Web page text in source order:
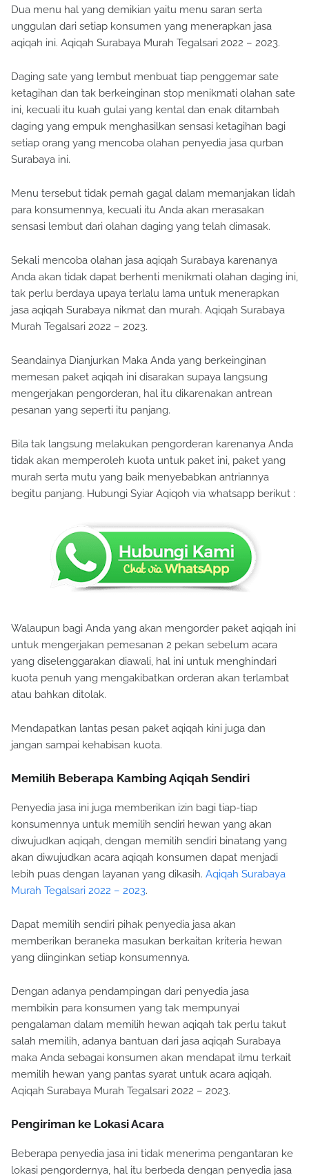
Dua menu hal yang demikian yaitu menu saran serta
unggulan dari setiap konsumen yang menerapkan jasa
aqiqah ini. Aqiqah Surabaya Murah Tegalsari 2022 – 2023.
Daging sate yang lembut menbuat tiap penggemar sate
ketagihan dan tak berkeinginan stop menikmati olahan sate
ini, kecuali itu kuah gulai yang kental dan enak ditambah
daging yang empuk menghasilkan sensasi ketagihan bagi
setiap orang yang mencoba olahan penyedia jasa qurban
Surabaya ini.
Menu tersebut tidak pernah gagal dalam memanjakan lidah
para konsumennya, kecuali itu Anda akan merasakan
sensasi lembut dari olahan daging yang telah dimasak.
Sekali mencoba olahan jasa aqiqah Surabaya karenanya
Anda akan tidak dapat berhenti menikmati olahan daging ini,
tak perlu berdaya upaya terlalu lama untuk menerapkan
jasa aqiqah Surabaya nikmat dan murah. Aqiqah Surabaya
Murah Tegalsari 2022 – 2023.
Seandainya Dianjurkan Maka Anda yang berkeinginan
memesan paket aqiqah ini disarakan supaya langsung
mengerjakan pengorderan, hal itu dikarenakan antrean
pesanan yang seperti itu panjang.
Bila tak langsung melakukan pengorderan karenanya Anda
tidak akan memperoleh kuota untuk paket ini, paket yang
murah serta mutu yang baik menyebabkan antriannya
begitu panjang. Hubungi Syiar Aqiqoh via whatsapp berikut :
Walaupun bagi Anda yang akan mengorder paket aqiqah ini
untuk mengerjakan pemesanan 2 pekan sebelum acara
yang diselenggarakan diawali, hal ini untuk menghindari
kuota penuh yang mengakibatkan orderan akan terlambat
atau bahkan ditolak.
Mendapatkan lantas pesan paket aqiqah kini juga dan
jangan sampai kehabisan kuota.
Memilih Beberapa Kambing Aqiqah Sendiri
Penyedia jasa ini juga memberikan izin bagi tiap-tiap
konsumennya untuk memilih sendiri hewan yang akan
diwujudkan aqiqah, dengan memilih sendiri binatang yang
akan diwujudkan acara aqiqah konsumen dapat menjadi
lebih puas dengan layanan yang dikasih. Aqiqah Surabaya
Murah Tegalsari 2022 – 2023.
Dapat memilih sendiri pihak penyedia jasa akan
memberikan beraneka masukan berkaitan kriteria hewan
yang diinginkan setiap konsumennya.
Dengan adanya pendampingan dari penyedia jasa
membikin para konsumen yang tak mempunyai
pengalaman dalam memilih hewan aqiqah tak perlu takut
salah memilih, adanya bantuan dari jasa aqiqah Surabaya
maka Anda sebagai konsumen akan mendapat ilmu terkait
memilih hewan yang pantas syarat untuk acara aqiqah.
Aqiqah Surabaya Murah Tegalsari 2022 – 2023.
Pengiriman ke Lokasi Acara
Beberapa penyedia jasa ini tidak menerima pengantaran ke
lokasi pengordernya, hal itu berbeda dengan penyedia jasa